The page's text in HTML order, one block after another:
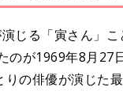
じる「寅さん」
のが1969年8月
の俳優が演じた